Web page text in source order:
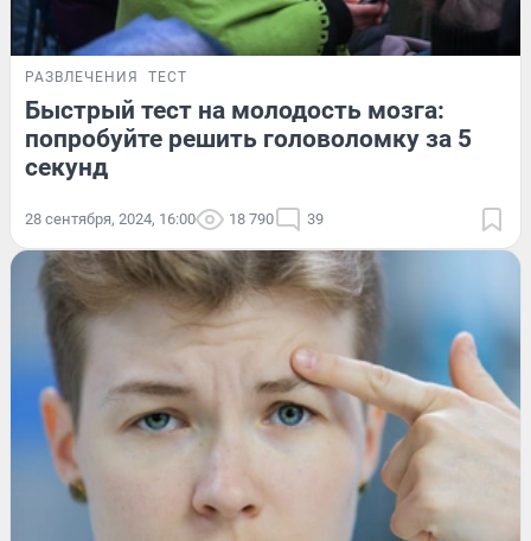
РАЗВЛЕЧЕНИЯ ТЕСТ
Быстрый тест на молодость мозга:
попробуйте решить головоломку за 5
секунд
28 сентября, 2024, 16:00 18 790 39